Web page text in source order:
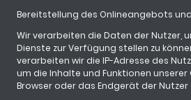
Bereitstellung des Onlineangebots
Wir verarbeiten die Daten der Nutzer,
Dienste zur Verfügung stellen zu
verarbeiten wir die IP-Adresse des
um die Inhalte und Funktionen
Browser oder das Endgerät der